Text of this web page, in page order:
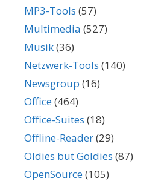
MP3-Tools (57)
Multimedia (527)
Musik(36)
Netzwerk-Tools (140)
Newsgroup (16)
Office(464)
Office-Suites (18)
Offline-Reader(29)
Oldies but Goldies (87)
OpenSource(105)